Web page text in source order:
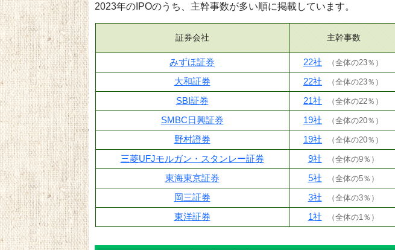
2023年のIPOのうち、主幹事数が多い順に掲載しています。
証券会社 主幹事数
みずほ証券 22社 （全体の23％ ）
大和証券
22社 （全体の23％ ）
SBI証券
21社 （全体の22％ ）
SMBC日興証券
19社 （全体の20％ ）
野村證券
19社 （全体の20％ ）
三菱UFJモルガン・スタンレー証券
9社 （全体の9％ ）
東海東京証券
5社 （全体の5％ ）
岡三証券
3社 （全体の3％ ）
東洋証券
1社 （全体の1％ ）